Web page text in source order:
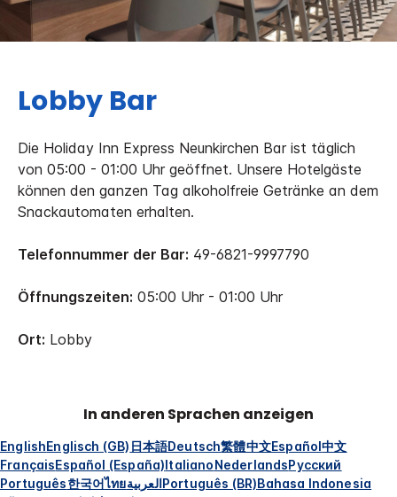
Lobby Bar
Die Holiday Inn Express Neunkirchen Bar ist täglich
von 05:00 - 01:00 Uhr geöffnet. Unsere Hotelgäste
können den ganzen Tag alkoholfreie Getränke an dem
Snackautomaten erhalten.
Telefonnummer der Bar: 49-6821-9997790
Öffnungszeiten: 05:00 Uhr - 01:00 Uhr
Ort: Lobby
In anderen Sprachen anzeigen
EnglishEnglisch (GB) 日本語Deutsch繁體中文Español中文
FrançaisEspañol (España)ItalianoNederlandsРусский
Português한국어ไทยالعربيةPortuguês (BR)Bahasa Indonesia